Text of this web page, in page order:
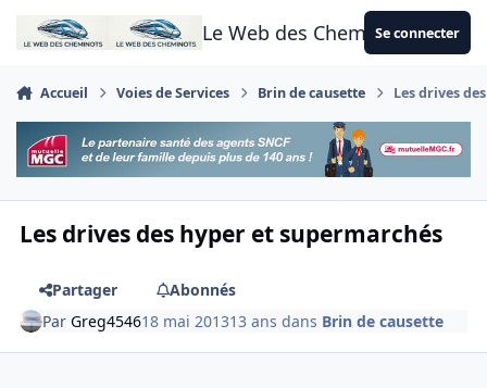
Aller au contenu
Le Web des CheminotsSe connecter
Accueil Voies de Services Brin de causette Les drives
Les drives des hyper et supermarchés
Partager
Abonnés
ParGreg454618 mai 201313 ans dans Brin de causette